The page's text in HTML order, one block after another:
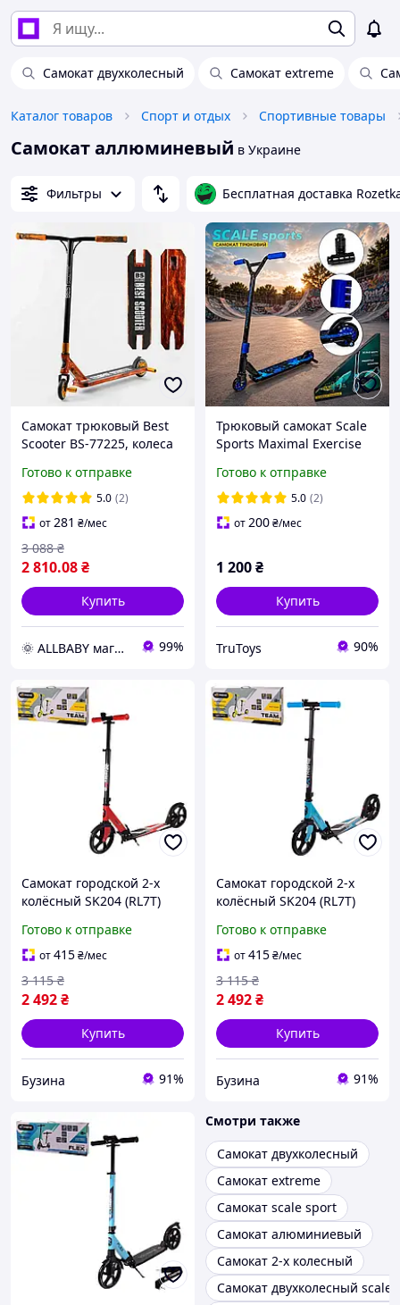
Самокат двухколесный Самокат extreme
Каталог товаров Спорт и отдых Спортивные товары
Самокат аллюминевый в Украине
Фильтры Бесплатная доставка
Самокат трюковый Best
Scooter BS-77225, колеса
с пегами, алюминиевый
диск и дека
Готово к отправке
5.0 (2)
от281 ₴/мес
2 810.08₴
3 088 ₴
Купить
🌞 ALLBABY магазин товаров для детей 99%
Трюковый самокат Scale
Sports Maximal Exercise
Алюминиевый самокат
для трюков
Готово к отправке
5.0 (2)
от200₴/мес
1 200₴
Купить
TruToys 90%
Самокат городской 2-х
колёсный SK204 (RL7T)
PU, алюминиевый buzyna
Готово к отправке
от415₴/мес
2 492₴
3 115 ₴
Купить
Бузина 91%
Самокат городской 2-х
колёсный SK204 (RL7T)
алюминиевый buzyna
Готово к отправке
от415₴/мес
2 492₴
3 115 ₴
Купить
Бузина 91%
Смотри также
Самокат двухколесный
Самокат extreme
Самокат scale sport
Самокат алюминиевый
Самокат 2-х колесный
Самокат двухколесный scale